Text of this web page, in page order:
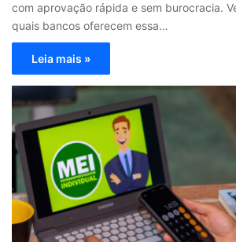
com aprovação rápida e sem burocracia.
quais bancos oferecem essa…
Leia mais »